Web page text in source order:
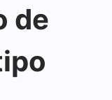
de